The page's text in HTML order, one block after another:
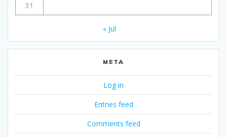
31
« Jul
META
Log in
Entries feed
Comments feed